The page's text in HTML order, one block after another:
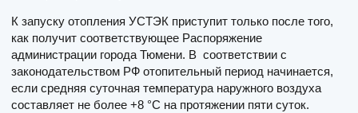
К запуску отопления УСТЭК приступит только после того,
как получит соответствующее Распоряжение
администрации города Тюмени. В соответствии с
законодательством РФ отопительный период начинается,
если средняя суточная температура наружного воздуха
составляет не более +8 °C на протяжении пяти суток.